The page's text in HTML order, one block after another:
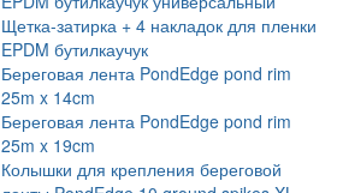
Щетка-затирка + 4 накладок для пленки
EPDM бутилкаучук
Береговая лента PondEdge pond rim
25m x 14cm
Береговая лента PondEdge pond rim
25m x 19cm
Колышки для крепления береговой